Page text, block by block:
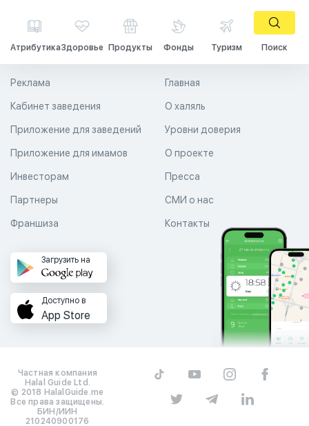
АтрибутикаЗдоровье Продукты Фонды Туризм Поиск
Главная
О халяль
Уровни доверия
Реклама
Кабинет заведения
Приложение для заведений
Приложение для имамов О проекте
Пресса
СМИ о нас
Контакты
Инвесторам
Партнеры
Франшиза
Загрузить на
Доступно в
App Store
Частная компания
Halal Guide Ltd.
© 2018 HalalGuide.me
Все права защищены.
БИН/ИИН
210240900176